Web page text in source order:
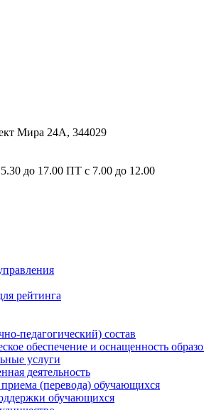
Мира 24А, 344029
до 17.00 ПТ с 7.00 до 12.00
рейтинга
педагогический) состав
обеспечение и оснащенность
услуги
деятельность
(перевода) обучающихся
обучающихся